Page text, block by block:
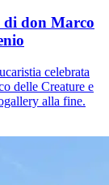
di don Marco
celebrata
delle Creature e
alla fine.